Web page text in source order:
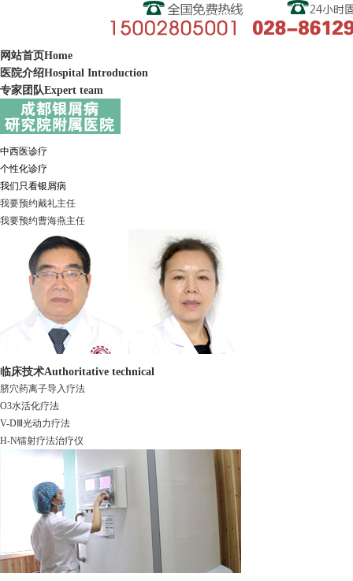
网站首页Home
医院介绍Hospital Introduction
专家团队Expert team
中西医诊疗
个性化诊疗
我们只看银屑病
我要预约戴礼主任
我要预约曹海燕主任
临床技术Authoritative technical
脐穴药离子导入疗法
O3水活化疗法
V-DⅢ光动力疗法
H-N镭射疗法治疗仪